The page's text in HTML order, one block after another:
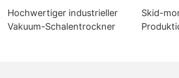
Hochwertiger industrieller
Vakuum-Schalentrockner
Skid-